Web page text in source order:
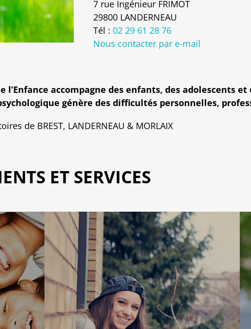
7 rue Ingénieur FRIMOT
29800 LANDERNEAU
Tél : 02 29 61 28 76
Nous contacter par e-mail
accompagne des enfants, des adolescents
génère des difficultés personnelles,
de BREST, LANDERNEAU & MORLAIX
ET SERVICES